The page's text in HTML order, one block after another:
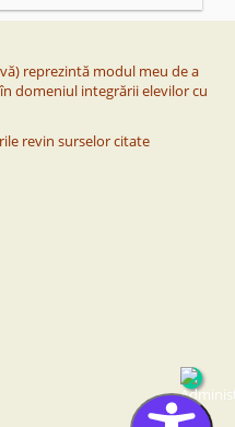
reprezintă modul meu de a
domeniul integrării elevilor cu
revin surselor citate